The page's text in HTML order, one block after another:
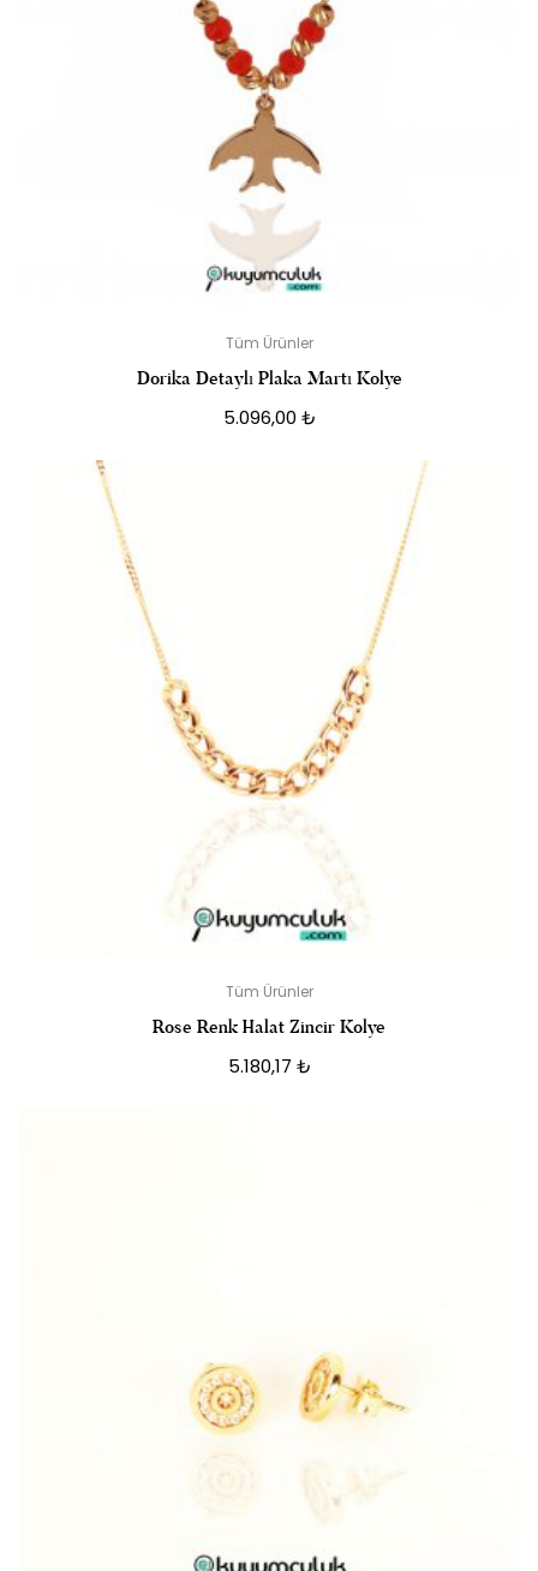
Tüm Ürünler
Dorika Detaylı Plaka Martı Kolye
5.096,00 ₺
Tüm Ürünler
Rose Renk Halat Zincir Kolye
5.180,17 ₺